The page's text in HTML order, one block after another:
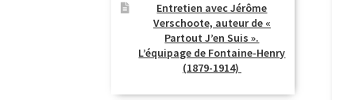
Entretien avec Jérôme
Verschoote, auteur de «
Partout J’en Suis ».
L’équipage de Fontaine-Henry
(1879-1914)